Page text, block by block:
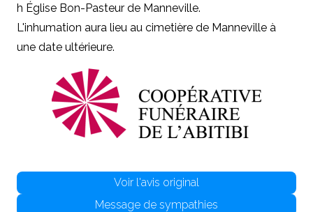
h Église Bon-Pasteur de Manneville.
L'inhumation aura lieu au cimetière de Manneville à
une date ultérieure.
Voir l'avis original
Message de sympathies